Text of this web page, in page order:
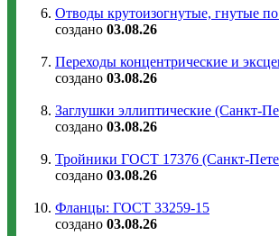
Отводы крутоизогнутые, гнутые
создано 03.08.26
Переходы концентрические и
создано 03.08.26
Заглушки эллиптические (Санкт-
создано 03.08.26
Тройники ГОСТ 17376 (Санкт-
создано 03.08.26
Фланцы: ГОСТ 33259-15
создано 03.08.26